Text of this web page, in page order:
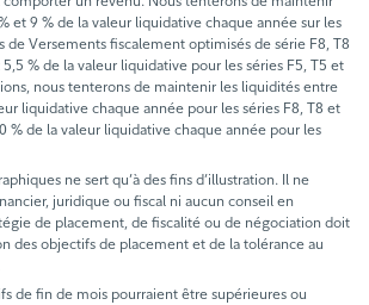
et 9 % de la valeur liquidative chaque année sur les
de Versements fiscalement optimisés de série F8, T8
% de la valeur liquidative pour les séries F5, T5 et
nous tenterons de maintenir les liquidités entre
liquidative chaque année pour les séries F8, T8 et
% de la valeur liquidative chaque année pour les
ne sert qu’à des fins d’illustration. Il ne
juridique ou fiscal ni aucun conseil en
de placement, de fiscalité ou de négociation doit
des objectifs de placement et de la tolérance au
de fin de mois pourraient être supérieures ou